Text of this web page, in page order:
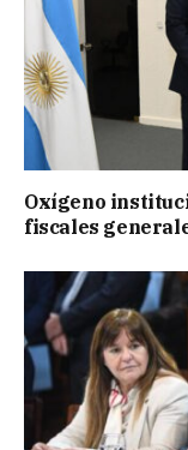
Oxígeno
fiscales